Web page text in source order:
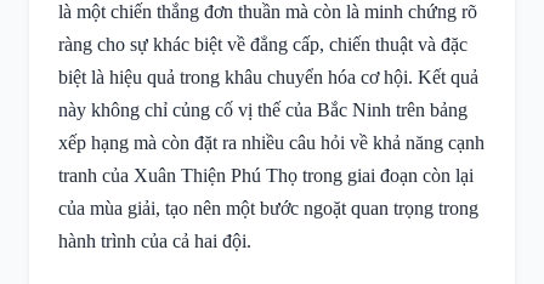
là một chiến thắng đơn thuần mà còn là minh chứng rõ
ràng cho sự khác biệt về đẳng cấp, chiến thuật và đặc
biệt là hiệu quả trong khâu chuyển hóa cơ hội. Kết quả
này không chỉ củng cố vị thế của Bắc Ninh trên bảng
xếp hạng mà còn đặt ra nhiều câu hỏi về khả năng cạnh
tranh của Xuân Thiện Phú Thọ trong giai đoạn còn lại
của mùa giải, tạo nên một bước ngoặt quan trọng trong
hành trình của cả hai đội.